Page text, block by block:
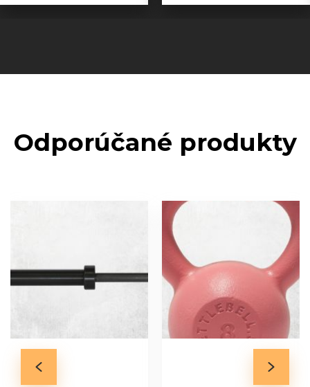
Odporúčané produkty